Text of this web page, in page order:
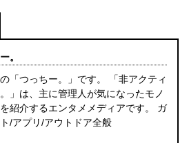
。
「つっちー。」です。 「非アクティ
」は、主に管理人が気になったモノ
紹介するエンタメメディアです。 ガ
/アプリ/アウトドア全般